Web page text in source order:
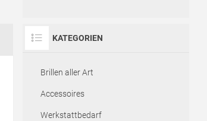
KATEGORIEN
Brillen aller Art
Accessoires
Werkstattbedarf